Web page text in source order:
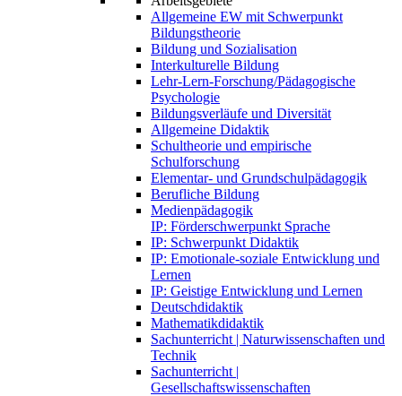
Allgemeine EW mit Schwerpunkt
Bildungstheorie
Bildung und Sozialisation
Interkulturelle Bildung
Lehr-Lern-Forschung/Pädagogische
Psychologie
Bildungsverläufe und Diversität
Allgemeine Didaktik
Schultheorie und empirische
Schulforschung
Elementar- und Grundschulpädagogik
Berufliche Bildung
Medienpädagogik
IP: Förderschwerpunkt Sprache
IP: Schwerpunkt Didaktik
IP: Emotionale-soziale Entwicklung und
Lernen
IP: Geistige Entwicklung und Lernen
Deutschdidaktik
Mathematikdidaktik
Sachunterricht | Naturwissenschaften und
Technik
Sachunterricht |
Gesellschaftswissenschaften